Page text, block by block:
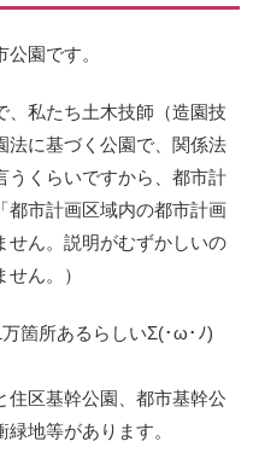
園です。
、私たち土木技師（造園技
法に基づく公園で、関係法
うくらいですから、都市計
都市計画区域内の都市計画
せん。説明がむずかしいの
ん。）
箇所あるらしいΣ(･ω･ﾉ)
住区基幹公園、都市基幹公
地等があります。